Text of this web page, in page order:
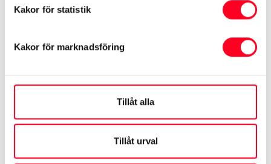
Kakor för statistik
Kakor för marknadsföring
Tillåt alla
Tillåt urval
exempel trafikolycka, uppsåtlig skadegörelse,
länder.